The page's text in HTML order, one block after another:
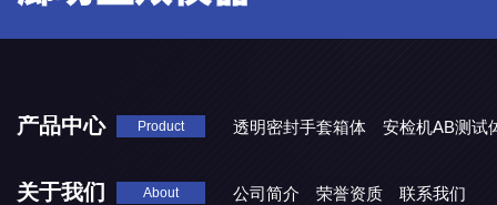
产品中心 Product 透明密封手套箱体 安检机AB测试
关于我们 About 公司简介 荣誉资质 联系我们